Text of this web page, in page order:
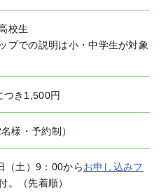
校生
プでの説明は小・中学生が対象
つき1,500円
様・予約制）
（土）9：00からお申し込みフ
。（先着順）